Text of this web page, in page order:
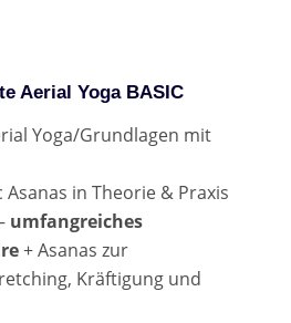
Aerial Yoga BASIC
Yoga/Grundlagen mit
Asanas in Theorie & Praxis
umfangreiches
+ Asanas zur
Kräftigung und